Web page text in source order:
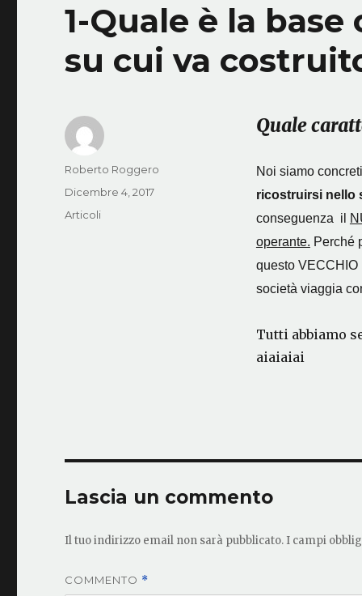
1-Quale è la
su cui va
Quale
Noi siamo
ricostruirsi nello
conseguenza il
operante. Perché
questo VECCHIO
società viaggia
Tutti abbiamo
aiaiaiai
Autore
Roberto Roggero
Pubblicato
Dicembre 4, 2017
Categorie
Articoli
Lascia un commento
Il tuo indirizzo email non sarà pubblicato. I campi
COMMENTO *